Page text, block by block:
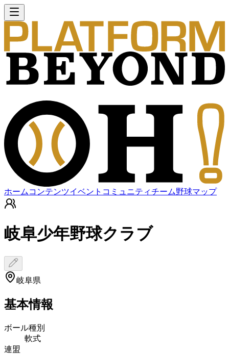
ホーム コンテンツイベント コミュニティチーム野球マップ
岐阜少年野球クラブ
岐阜県
基本情報
ボール種別
軟式
連盟